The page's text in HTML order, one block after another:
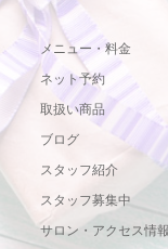
メニュー・料金
ネット予約
取扱い商品
ブログ
スタッフ紹介
スタッフ募集中
サロン・アクセス情報